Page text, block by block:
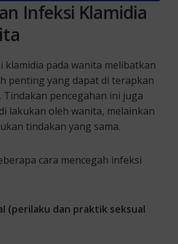
Infeksi Klamidia
klamidia pada wanita melibatkan
penting yang dapat di terapkan
Tindakan pencegahan ini juga
lakukan oleh wanita, melainkan
tindakan yang sama.
cara mencegah infeksi
(perilaku dan praktik seksual